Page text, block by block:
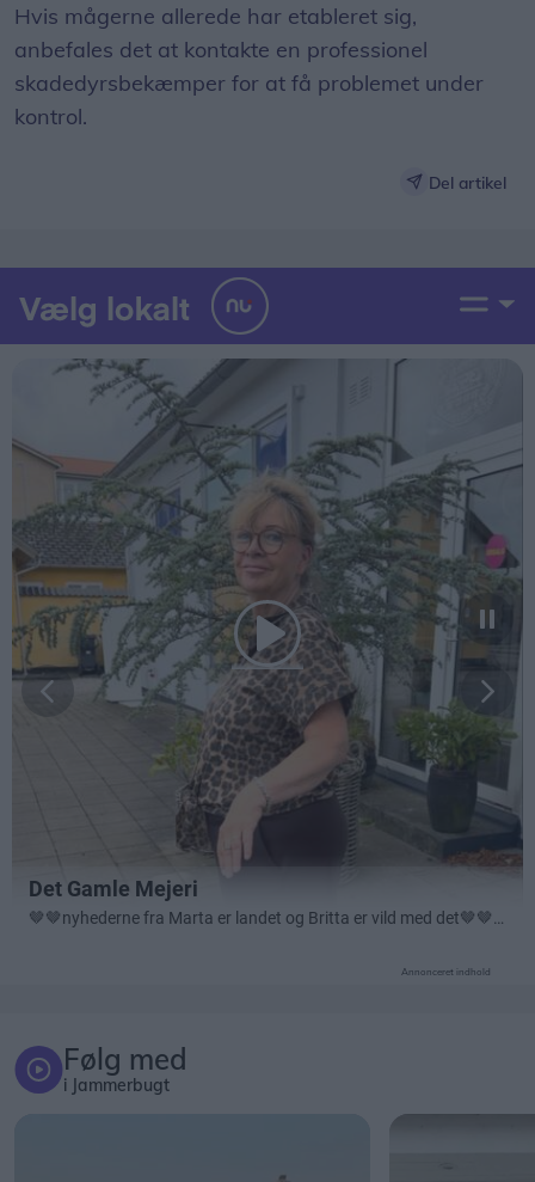
Hvis mågerne allerede har etableret sig,
anbefales det at kontakte en professionel
skadedyrsbekæmper for at få problemet under
kontrol.
Del artikel
Annonceret indhold
Følg med
i Jammerbugt